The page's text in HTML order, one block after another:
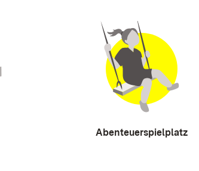
Abenteuerspielplatz